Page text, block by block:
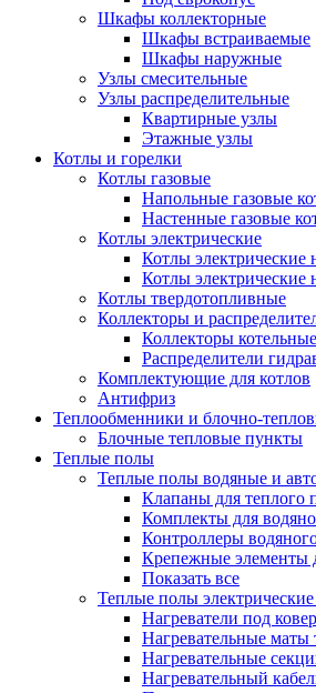
Шкафы коллекторные
Шкафы встраиваемые
Шкафы наружные
Узлы смесительные
Узлы распределительные
Квартирные узлы
Этажные узлы
Котлы и горелки
Котлы газовые
Напольные газовые
Настенные газовые
Котлы электрические
Котлы электрические
Котлы электрические
Котлы твердотопливные
Коллекторы и
Коллекторы котельные
Распределители
Комплектующие для котлов
Антифриз
Теплообменники и блочно-
Блочные тепловые пункты
Теплые полы
Теплые полы водяные и
Клапаны для теплого
Комплекты для
Контроллеры
Крепежные элементы
Показать все
Теплые полы
Нагреватели под ковер
Нагревательные маты
Нагревательные
Нагревательный